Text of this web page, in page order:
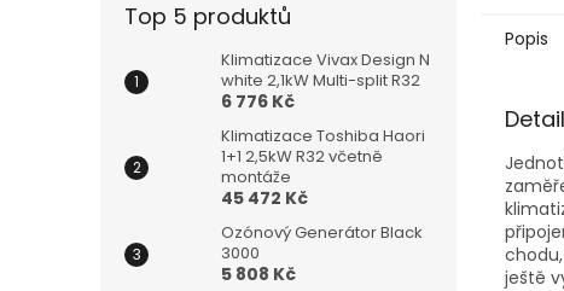
Top 5 produktů
Klimatizace Vivax Design N
white 2,1kW Multi-split R32
6 776 Kč
Klimatizace Toshiba Haori
1+1 2,5kW R32 včetně
montáže
45 472 Kč
Ozónový Generátor Black
3000
5 808 Kč
Popis
ještě